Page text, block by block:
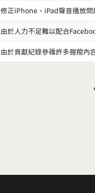
修正iPhone、iPad聲音播放問
由於人力不足難以配合
由於貢獻紀錄參雜許多腥羶內